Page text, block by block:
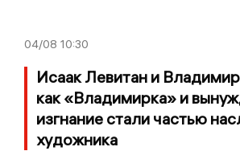
04/08 10:30
Исаак Левитан и
как «Владимирка» и
изгнание стали частью
художника